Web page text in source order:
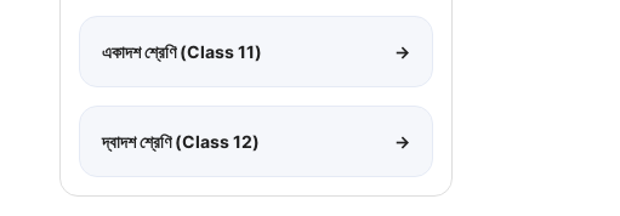
একাদশ শ্রেণি (Class 11) →
দ্বাদশ শ্রেণি (Class 12) →